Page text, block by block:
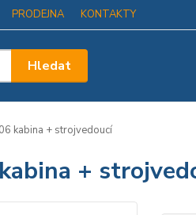
PRODEJNA KONTAKTY
Hledat
kabina + strojvedoucí
+